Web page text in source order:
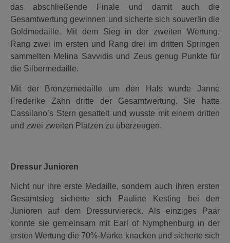
das abschließende Finale und damit auch die
Gesamtwertung gewinnen und sicherte sich souverän die
Goldmedaille. Mit dem Sieg in der zweiten Wertung,
Rang zwei im ersten und Rang drei im dritten Springen
sammelten Melina Savvidis und Zeus genug Punkte für
die Silbermedaille.
Mit der Bronzemedaille um den Hals wurde Janne
Frederike Zahn dritte der Gesamtwertung. Sie hatte
Cassilano’s Stern gesattelt und wusste mit einem dritten
und zwei zweiten Plätzen zu überzeugen.
Dressur Junioren
Nicht nur ihre erste Medaille, sondern auch ihren ersten
Gesamtsieg sicherte sich Pauline Kesting bei den
Junioren auf dem Dressurviereck. Als einziges Paar
konnte sie gemeinsam mit Earl of Nymphenburg in der
ersten Wertung die 70%-Marke knacken und sicherte sich